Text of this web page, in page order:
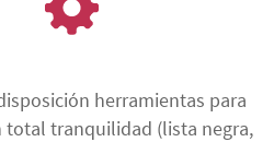
herramientas para
total tranquilidad (lista negra,